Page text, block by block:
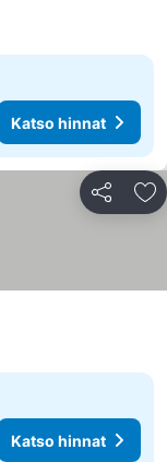
Katso hinnat
Jaa
Katso hinnat